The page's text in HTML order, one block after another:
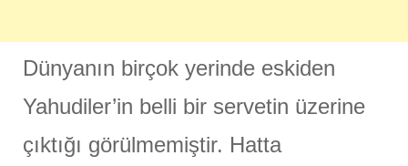
Dünyanın birçok yerinde eskiden
Yahudiler’in belli bir servetin üzerine
çıktığı görülmemiştir. Hatta